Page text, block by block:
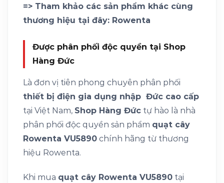
=> Tham khảo các sản phẩm khác cùng
thương hiệu tại đây: Rowenta
Được phân phối độc quyền tại Shop
Hàng Đức
Là đơn vị tiên phong chuyên phân phối
thiết bị điện gia dụng nhập Đức cao cấp
tại Việt Nam, Shop Hàng Đức tự hào là nhà
phân phối độc quyền sản phẩm quạt cây
Rowenta VU5890 chính hãng từ thương
hiệu Rowenta.
Khi mua quạt cây Rowenta VU5890 tại